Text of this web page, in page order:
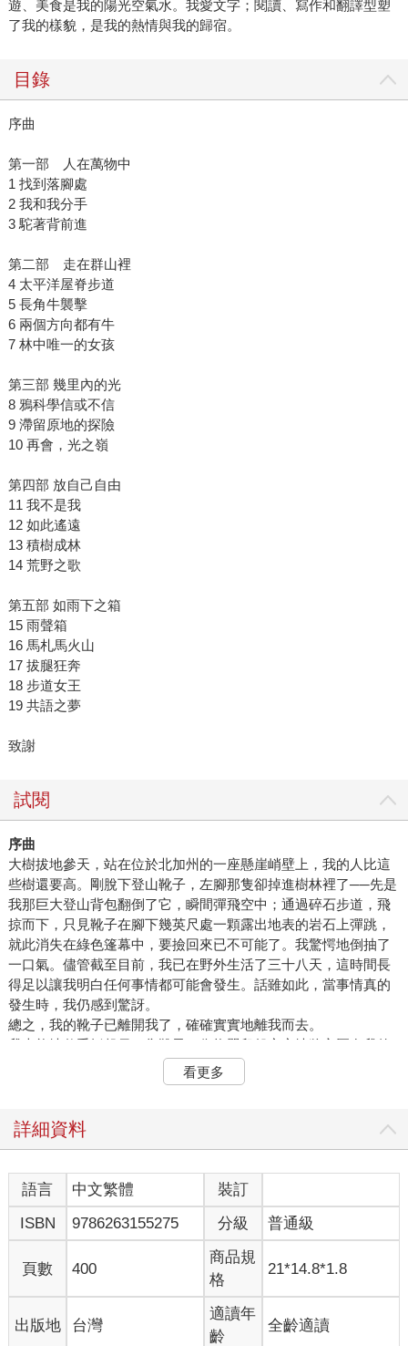
遊、美食是我的陽光空氣水。我愛文字；閱讀、寫作和翻譯型塑
了我的樣貌，是我的熱情與我的歸宿。
目錄
序曲
第一部 人在萬物中
1 找到落腳處
2 我和我分手
3 駝著背前進
第二部 走在群山裡
4 太平洋屋脊步道
5 長角牛襲擊
6 兩個方向都有牛
7 林中唯一的女孩
第三部 幾里內的光
8 鴉科學信或不信
9 滯留原地的探險
10 再會，光之嶺
第四部 放自己自由
11 我不是我
12 如此遙遠
13 積樹成林
14 荒野之歌
第五部 如雨下之箱
15 雨聲箱
16 馬札馬火山
17 拔腿狂奔
18 步道女王
19 共語之夢
致謝
試閱
序曲
大樹拔地參天，站在位於北加州的一座懸崖峭壁上，我的人比這
些樹還要高。剛脫下登山靴子，左腳那隻卻掉進樹林裡了──先是
我那巨大登山背包翻倒了它，瞬間彈飛空中；通過碎石步道，飛
掠而下，只見靴子在腳下幾英尺處一顆露出地表的岩石上彈跳，
就此消失在綠色篷幕中，要撿回來已不可能了。我驚愕地倒抽了
一口氣。儘管截至目前，我已在野外生活了三十八天，這時間長
得足以讓我明白任何事情都可能會發生。話雖如此，當事情真的
發生時，我仍感到驚訝。
總之，我的靴子已離開我了，確確實實地離我而去。
我本能地伸手抓起另一隻靴子，像抱嬰兒般牢牢地將它壓在我的
胸口──雖然，這個行為根本不具意義。當一雙靴子少了一隻，剩
下一隻算什麼呢？它什麼也不是、毫無用處、注定一輩子是個孤
Raichle登山靴，龐大而笨重，有著紅色鞋帶和銀色金屬釦件。我
我孑然一身，打著赤腳。我二十六歲，是個孤兒，是「活生生的
流浪者」──這是數週前，我跟一個陌生人說我的名字，告訴他我
與這個世界有多麼疏離，他對我所下的評語。六歲，生父就從我
的生命裡缺席；二十二歲，母親過世。隨著她的死亡，繼父就從
曾如親父，漸漸變成一個偶然間認識的人。我的兩個手足因悲痛
漸行漸遠，為了維繫這個家，我所付出的努力也全都付諸流水，
最後，連我也放棄了，像他們一樣，轉身離去。
在朝著懸崖丟下靴子之前，有好幾年的時間，我也越過底線，將
看更多
詳細資料
語言 中文繁體
裝訂
ISBN
9786263155275 分級 普通級
頁數 400
商品規
格
21*14.8*1.8
出版地 台灣
適讀年
齡
全齡適讀